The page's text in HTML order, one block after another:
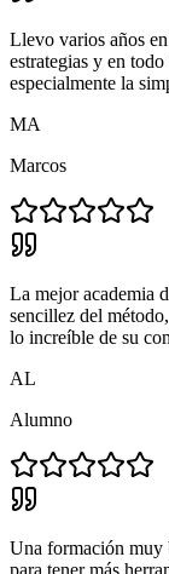
Llevo varios años
estrategias y en
especialmente la
MA
Marcos
La mejor academia
sencillez del
lo increíble de su
AL
Alumno
Una formación muy
para tener más